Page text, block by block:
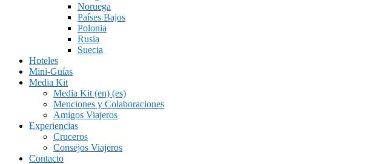
Noruega
Países Bajos
Polonia
Rusia
Suecia
Hoteles
Mini-Guías
Media Kit
Media Kit (en) (es)
Menciones y Colaboraciones
Amigos Viajeros
Experiencias
Cruceros
Consejos Viajeros
Contacto